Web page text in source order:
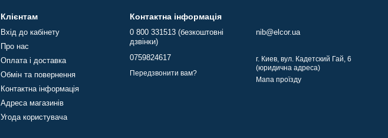
Клієнтам
Вхід до кабінету
Про нас
Оплата і доставка
Обмін та повернення
Контактна інформація
Адреса магазинів
Угода користувача
Контактна інформація
0 800 331513 (безкоштовні
дзвінки)
0759824617
Передзвонити вам?
nib@elcor.ua
г. Киев, вул. Кадетский Гай, 6
(юридична адреса)
Мапа проїзду